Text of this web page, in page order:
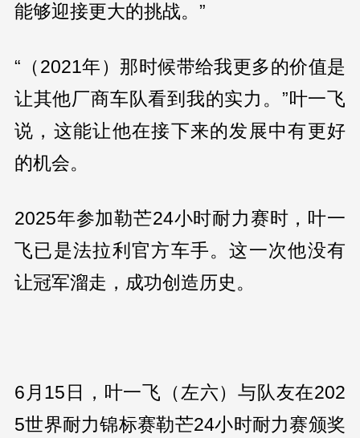
能够迎接更大的挑战。”
“（2021年）那时候带给我更多的价值是
让其他厂商车队看到我的实力。”叶一飞
说，这能让他在接下来的发展中有更好
的机会。
2025年参加勒芒24小时耐力赛时，叶一
飞已是法拉利官方车手。这一次他没有
让冠军溜走，成功创造历史。
6月15日，叶一飞（左六）与队友在202
5世界耐力锦标赛勒芒24小时耐力赛颁奖